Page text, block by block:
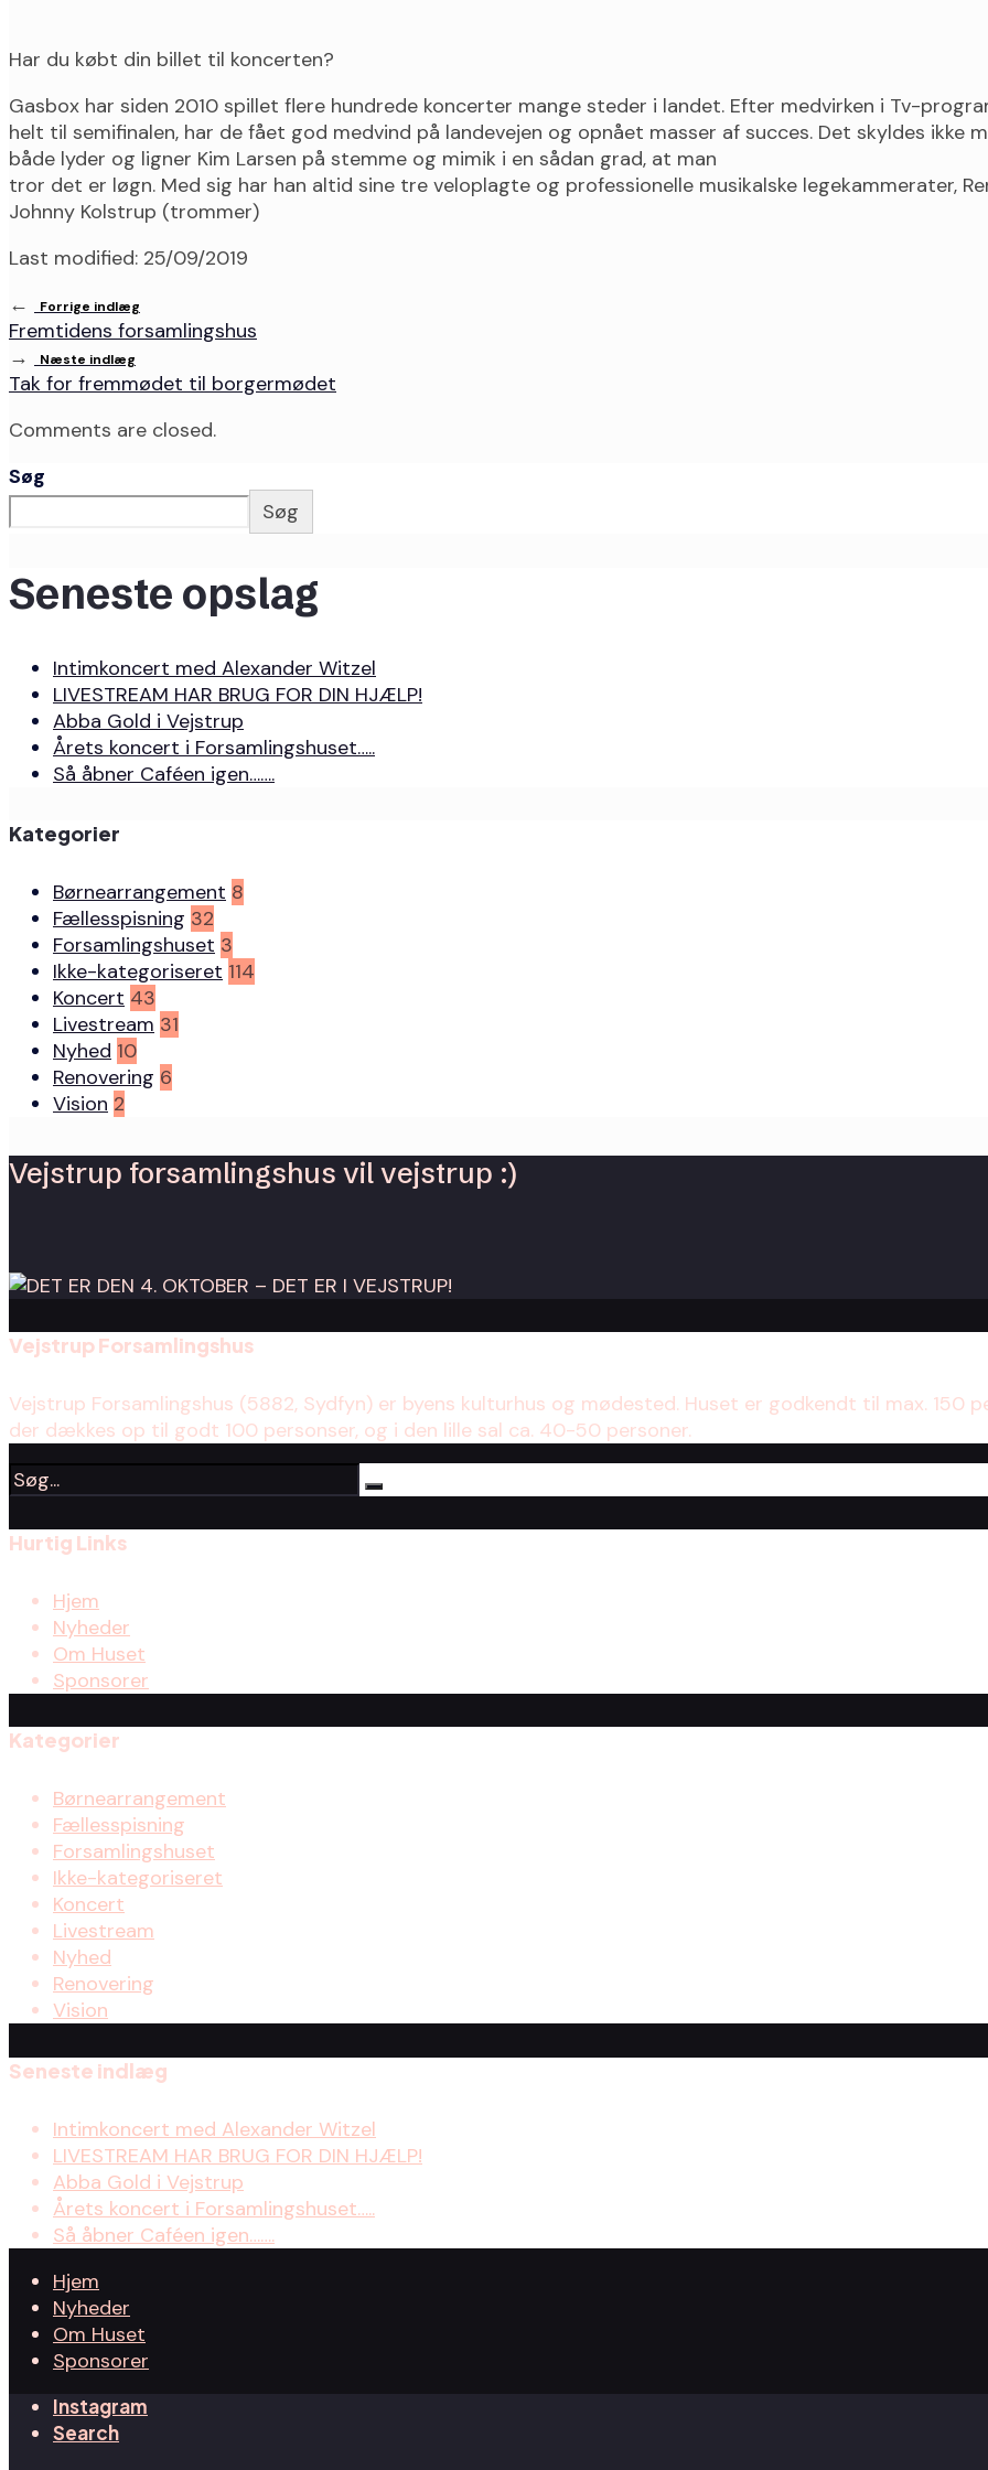
Har du købt din billet til koncerten?
Gasbox har siden 2010 spillet flere hundrede koncerter mange steder i landet. Efter medvirken i Tv-
helt til semifinalen, har de fået god medvind på landevejen og opnået masser af succes. Det skyldes ikke
både lyder og ligner Kim Larsen på stemme og mimik i en sådan grad, at man
tror det er løgn. Med sig har han altid sine tre veloplagte og professionelle musikalske legekammerater,
Johnny Kolstrup (trommer)
Last modified: 25/09/2019
←
Forrige indlæg
Fremtidens forsamlingshus
→
Næste indlæg
Tak for fremmødet til borgermødet
Comments are closed.
Søg
Søg
Seneste opslag
Intimkoncert med Alexander Witzel
LIVESTREAM HAR BRUG FOR DIN HJÆLP!
Abba Gold i Vejstrup
Årets koncert i Forsamlingshuset…..
Så åbner Caféen igen…….
Kategorier
Børnearrangement 8
Fællesspisning 32
Forsamlingshuset 3
Ikke-kategoriseret 114
Koncert 43
Livestream 31
Nyhed 10
Renovering 6
Vision 2
Vejstrup forsamlingshus vil vejstrup :)
Vejstrup Forsamlingshus
Vejstrup Forsamlingshus (5882, Sydfyn) er byens kulturhus og mødested. Huset er godkendt til max. 150
der dækkes op til godt 100 personser, og i den lille sal ca. 40-50 personer.
Hurtig Links
Hjem
Nyheder
Om Huset
Sponsorer
Kategorier
Børnearrangement
Fællesspisning
Forsamlingshuset
Ikke-kategoriseret
Koncert
Livestream
Nyhed
Renovering
Vision
Seneste indlæg
Intimkoncert med Alexander Witzel
LIVESTREAM HAR BRUG FOR DIN HJÆLP!
Abba Gold i Vejstrup
Årets koncert i Forsamlingshuset…..
Så åbner Caféen igen…….
Hjem
Nyheder
Om Huset
Sponsorer
Instagram
Search